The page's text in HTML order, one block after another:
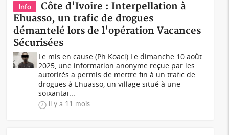
Info
Côte d'Ivoire : Interpellation à
Ehuasso, un trafic de drogues
démantelé lors de l'opération Vacances
Sécurisées
Le mis en cause (Ph Koaci) Le dimanche 10 août
2025, une information anonyme reçue par les
autorités a permis de mettre fin à un trafic de
drogues à Ehuasso, un village situé à une
soixantai...
il y a 11 mois